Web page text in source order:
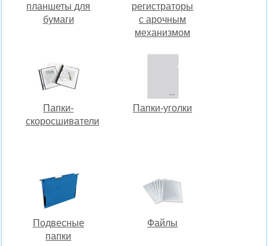
планшеты для
бумаги
регистраторы
c арочным
механизмом
Папки-
скоросшиватели
Папки-уголки
Подвесные
папки
Файлы